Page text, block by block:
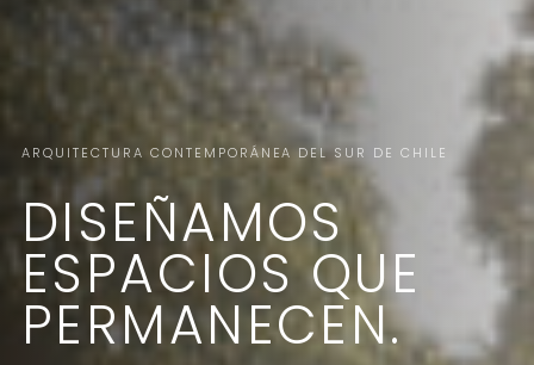
ARQUITECTURA CONTEMPORÁNEA DEL SUR DE CHILE
DISEÑAMOS
ESPACIOS QUE
PERMANECEN.